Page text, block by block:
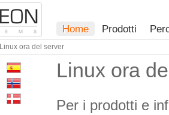
Home Prodotti
Linux ora del server
Linux ora
Per i prodotti e